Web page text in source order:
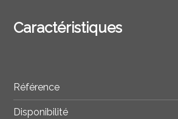
Caractéristiques
Référence
Disponibilité